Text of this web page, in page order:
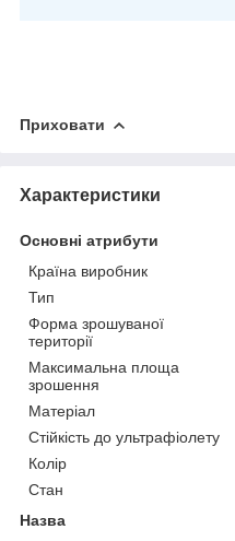
Приховати
Характеристики
Основні атрибути
Країна виробник
Тип
Форма зрошуваної
території
Максимальна площа
зрошення
Матеріал
Стійкість до ультрафіолету
Колір
Стан
Назва